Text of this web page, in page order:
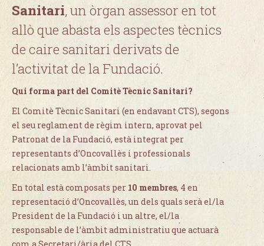
Sanitari, un òrgan assessor en tot
allò que abasta els aspectes tècnics
de caire sanitari derivats de
l’activitat de la Fundació.
Qui forma part del Comitè Tècnic Sanitari?
El Comitè Tècnic Sanitari (en endavant CTS), segons
el seu reglament de règim intern, aprovat pel
Patronat de la Fundació, està integrat per
representants d’Oncovallès i professionals
relacionats amb l’àmbit sanitari.
En total està composats per 10 membres, 4 en
representació d’Oncovallès, un dels quals serà el/la
President de la Fundació i un altre, el/la
responsable de l’àmbit administratiu que actuarà